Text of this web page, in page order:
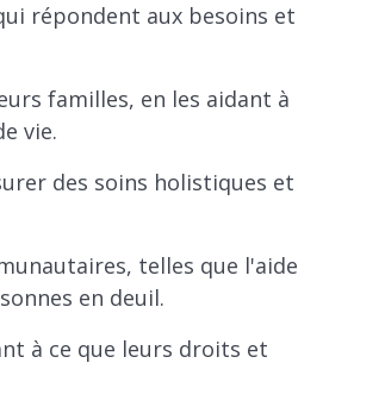
répondent aux besoins et
familles, en les aidant à
vie.
des soins holistiques et
telles que l'aide
en deuil.
à ce que leurs droits et